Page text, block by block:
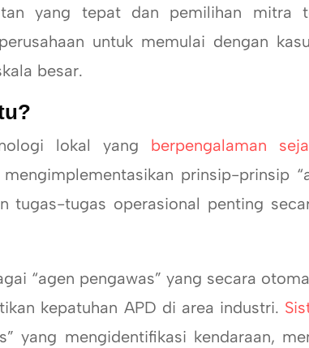
yang tepat dan pemilihan mitra
untuk memulai dengan
besar.
lokal yang berpengalaman
prinsip-prinsip
tugas-tugas operasional penting
“agen pengawas” yang secara
kepatuhan APD di area industri.
yang mengidentifikasi kendaraan,